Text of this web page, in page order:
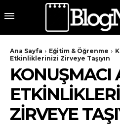
Ana Sayfa Eğitim & Öğrenme
Etkinliklerinizi Zirveye Taşıyın
KONUŞMACI
ZIRVEYE